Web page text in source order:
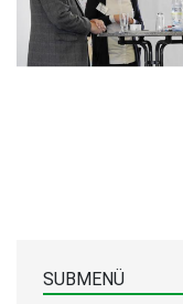
SUBMENÜ